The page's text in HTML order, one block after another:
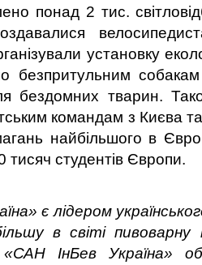
понад 2 тис.
установку
безпритульним
бездомних тварин.
командам з Києва
найбільшого в
тисяч студентів Європи.
є лідером
в світі пивоварну
ІнБев Україна»